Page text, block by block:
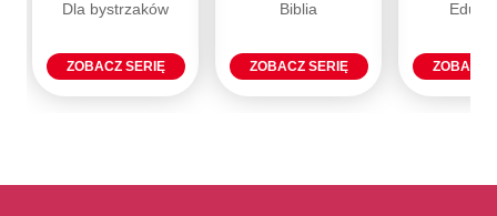
Dla bystrzaków
ZOBACZ SERIĘ
Biblia
ZOBACZ SERIĘ ZOBACZ